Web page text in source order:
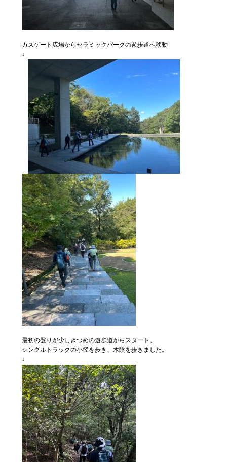
カスゲート広場からセラミックパークの遊歩道へ移動
↓
最初の登りが少しきつめの遊歩道からスタート。
シングルトラックの小径を歩き、木陰を歩きました。
↓